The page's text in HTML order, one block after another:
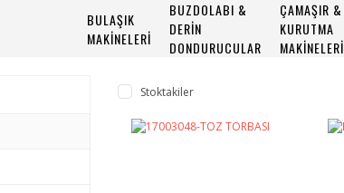
BULAŞIK
MAKİNELERİ
BUZDOLABI &
DERİN
DONDURUCULAR
ÇAMAŞIR &
KURUTMA
MAKİNELERİ
Stoktakiler